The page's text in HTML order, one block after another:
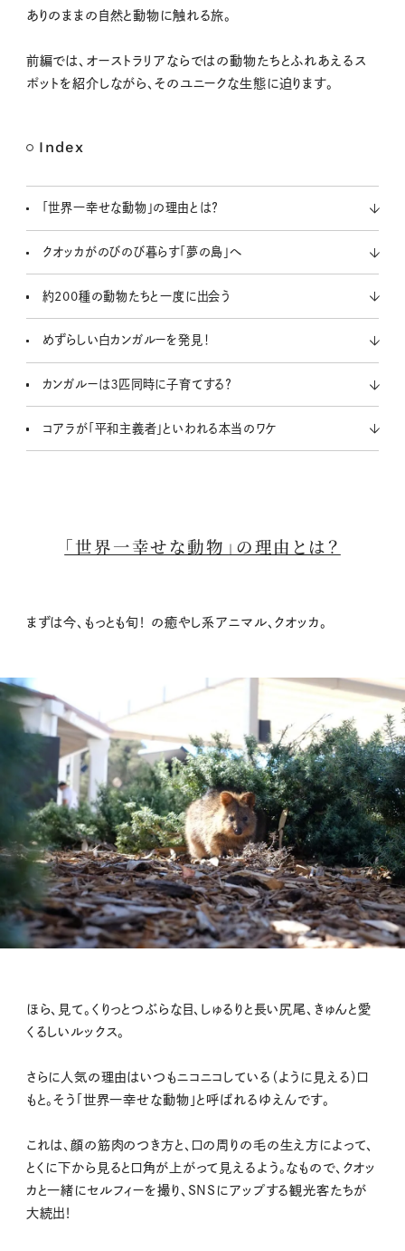
ありのままの自然と動物に触れる旅。
前編では、オーストラリアならではの動物たちとふれあえるス
ポットを紹介しながら、そのユニークな生態に迫ります。
Index
「世界一幸せな動物」の理由とは？
クオッカがのびのび暮らす「夢の島」へ
約200種の動物たちと一度に出会う
めずらしい白カンガルーを発見！
カンガルーは３匹同時に子育てする？
コアラが「平和主義者」といわれる本当のワケ
「世界一幸せな動物」の理由とは？
まずは今、もっとも旬！ の癒やし系アニマル、クオッカ。
ほら、見て。くりっとつぶらな目、しゅるりと長い尻尾、きゅんと愛
くるしいルックス。
さらに人気の理由はいつもニコニコしている（ように見える）口
もと。そう「世界一幸せな動物」と呼ばれるゆえんです。
これは、顔の筋肉のつき方と、口の周りの毛の生え方によって、
とくに下から見ると口角が上がって見えるよう。なもので、クオッ
カと一緒にセルフィーを撮り、SNSにアップする観光客たちが
大続出！